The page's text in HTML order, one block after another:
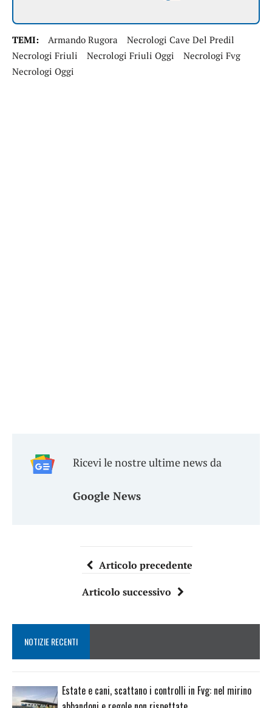
TEMI: Armando Rugora
Necrologi Cave Del Predil
Necrologi Friuli
Necrologi Friuli Oggi
Necrologi Fvg
Necrologi Oggi
Ricevi le nostre ultime news da
Google News
Articolo precedente
Articolo successivo
NOTIZIE RECENTI
Estate e cani, scattano i controlli in Fvg: nel mirino